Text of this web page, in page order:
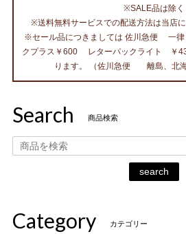
※SALE品は除く
※送料無料サービスでの配送方法は当店
※セール品につきましては 佐川急便 一
クプラス￥600 レターパックライト ￥
ります。 （佐川急便 離島、北海
Search 商品検索
search
Category カテゴリー